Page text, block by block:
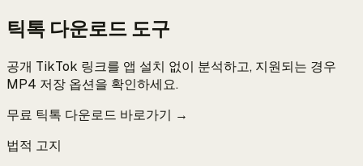
틱톡 다운로드 도구
공개 TikTok 링크를 앱 설치 없이 분석하고, 지원되는 경우
MP4 저장 옵션을 확인하세요.
무료 틱톡 다운로드 바로가기 →
법적 고지